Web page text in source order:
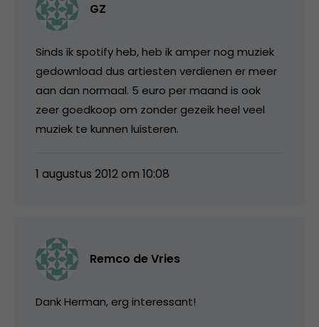
GZ
Sinds ik spotify heb, heb ik amper nog muziek
gedownload dus artiesten verdienen er meer
aan dan normaal. 5 euro per maand is ook
zeer goedkoop om zonder gezeik heel veel
muziek te kunnen luisteren.
1 augustus 2012 om 10:08
Remco de Vries
Dank Herman, erg interessant!